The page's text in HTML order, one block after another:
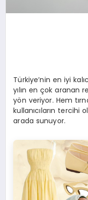
Türkiye’nin en iyi
yılın en çok aranan
yön veriyor. Hem
kullanıcıların
arada sunuyor.